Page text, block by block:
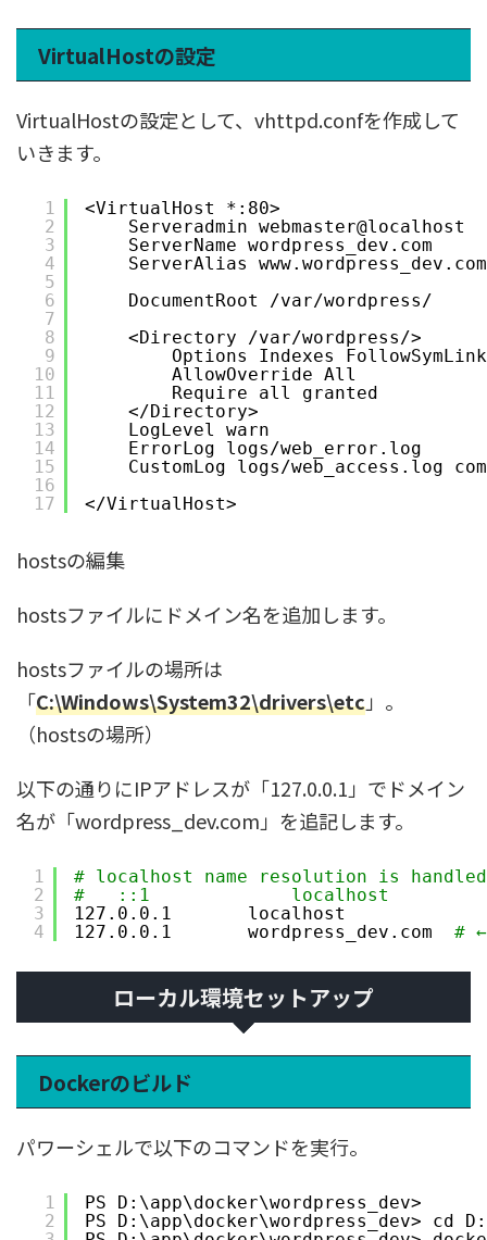
VirtualHostの設定
VirtualHostの設定として、vhttpd.confを作成して
いきます。
1
2
3
4
5
6
7
8
9
10
11
12
13
14
15
16
17
<VirtualHost *:80>
Serveradmin webmaster@localhost
ServerName wordpress_dev.com
ServerAlias www.wordpress_dev.com
DocumentRoot /var/wordpress/
<Directory /var/wordpress/>
Options Indexes
AllowOverride All
Require all granted
</Directory>
LogLevel warn
ErrorLog logs/web_error .log
CustomLog logs/web_access .log
</VirtualHost>
hostsの編集
hostsファイルにドメイン名を追加します。
hostsファイルの場所は
「C:\Windows\System32\drivers\etc」。
（hostsの場所）
以下の通りにIPアドレスが「127.0.0.1」でドメイン
名が「wordpress_dev.com」を追記します。
1
2
3
4
# localhost name resolution is
#   ::1             localhost
127.0.0.1       localhost
127.0.0.1       wordpress_dev.com # ←
ローカル環境セットアップ
Dockerのビルド
パワーシェルで以下のコマンドを実行。
1
2
PS D:\app\docker\wordpress_dev>
PS D:\app\docker\wordpress_dev> cd